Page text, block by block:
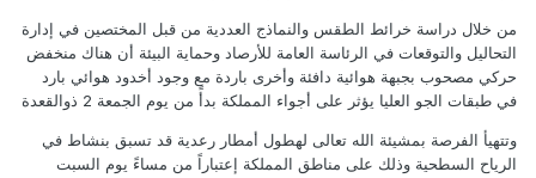
من خلال دراسة خرائط الطقس والنماذج العددية من قبل المختصين في إدارة
التحاليل والتوقعات في الرئاسة العامة للأرصاد وحماية البيئة أن هناك منخفض
حركي مصحوب بجبهة هوائية دافئة وأخرى باردة مع وجود أخدود هوائي بارد
في طبقات الجو العليا يؤثر على أجواء المملكة بدأً من يوم الجمعة 2 ذوالقعدة
وتتهيأ الفرصة بمشيئة الله تعالى لهطول أمطار رعدية قد تسبق بنشاط في
الرياح السطحية وذلك على مناطق المملكة إعتباراً من مساءً يوم السبت